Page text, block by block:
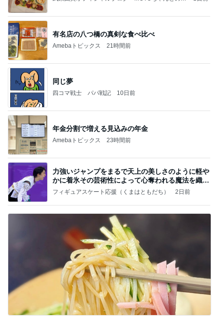
有名店の八つ橋の真剣な食べ比べ
Amebaトピックス 21時間前
同じ夢
四コマ戦士 パパ戦記 10日前
年金分割で増える見込みの年金
Amebaトピックス 23時間前
力強いジャンプをまるで天上の美しさのように軽や
かに着氷その芸術性によって心奪われる魔法を織り
なす
フィギュアスケート応援（くまはともだち） 2日前